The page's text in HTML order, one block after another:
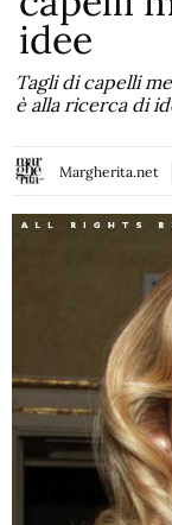
idee
Tagli di capelli
è alla ricerca di
Margherita.net